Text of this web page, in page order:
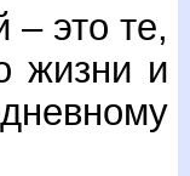
– это те,
жизни и